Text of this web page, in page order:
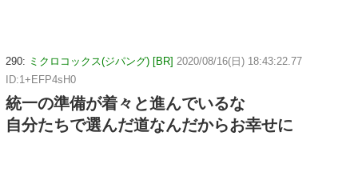
290: ミクロコックス(ジパング) [BR] 2020/08/16(日) 18:43:22.77
ID:1+EFP4sH0
統一の準備が着々と進んでいるな
自分たちで選んだ道なんだからお幸せに